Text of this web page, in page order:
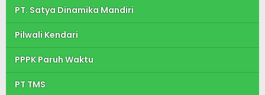
PT. Satya Dinamika Mandiri
Pilwali Kendari
PPPK Paruh Waktu
PT TMS